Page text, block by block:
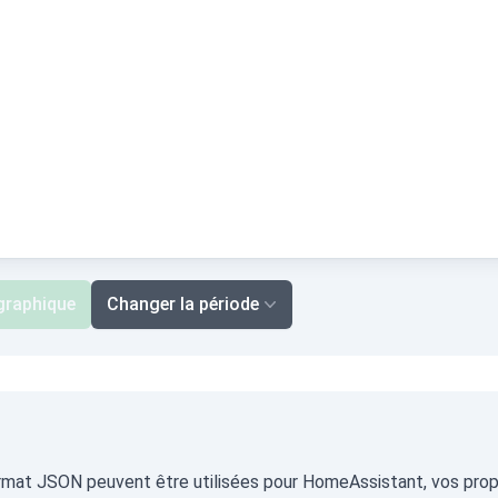
Changer la période
JSON peuvent être utilisées pour HomeAssistant, vos